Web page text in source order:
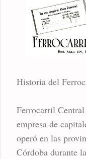
Historia del
Ferrocarril
empresa de
operó en las
Córdoba durante